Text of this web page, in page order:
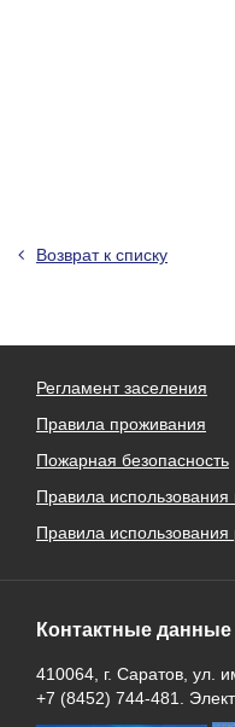
Возврат к списку
Регламент заселения
Правила проживания
Пожарная безопасность
Правила использования
Правила
Контактные данные
410064, г. Саратов, ул.
+7 (8452) 744-481.